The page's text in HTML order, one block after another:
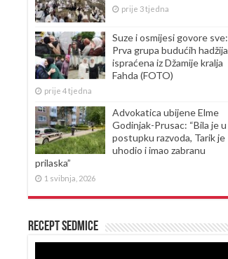
prije 3 tjedna
Suze i osmijesi govore sve:
Prva grupa budućih hadžija
ispraćena iz Džamije kralja
Fahda (FOTO)
prije 4 tjedna
Advokatica ubijene Elme
Godinjak-Prusac: “Bila je u
postupku razvoda, Tarik je
uhodio i imao zabranu
prilaska”
1 svibnja, 2026
Recept sedmice